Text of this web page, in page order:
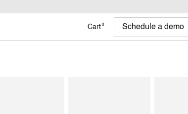
Cart 0 Schedule a demo